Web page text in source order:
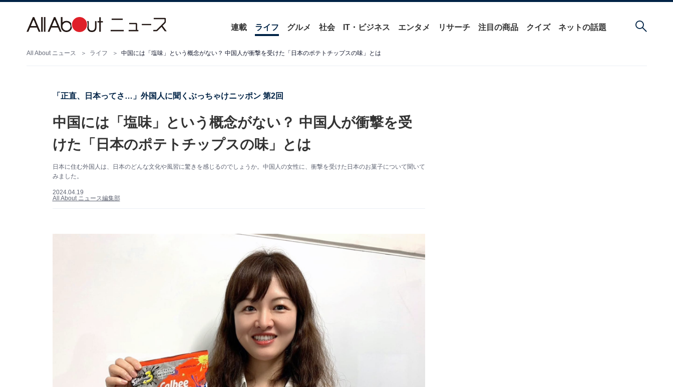
連載 ライフ グルメ 社会 IT・ビジネス エンタメ リサーチ 注目の商品 クイズ ネットの話題
All About ニュース ライフ 中国には「塩味」という概念がない？ 中国人が衝撃を受けた「日本のポテトチップスの味」とは
「正直、日本ってさ…」外国人に聞くぶっちゃけニッポン 第2回
中国には「塩味」という概念がない？ 中国人が衝撃を受
けた「日本のポテトチップスの味」とは
日本に住む外国人は、日本のどんな文化や風習に驚きを感じるのでしょうか。中国人の女性に、衝撃を受けた日本のお菓子について聞いて
みました。
2024.04.19
All About ニュース編集部